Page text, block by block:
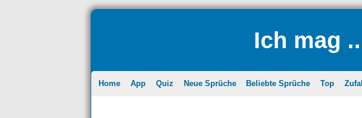
Ich mag
Home App Quiz Neue Sprüche Beliebte Sprüche Top Zufall